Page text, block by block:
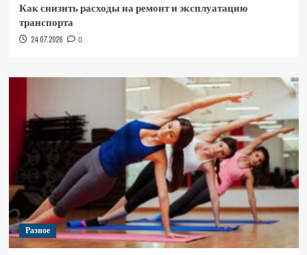
Как снизить расходы на ремонт и эксплуатацию
транспорта
24.07.2026 0
Разное